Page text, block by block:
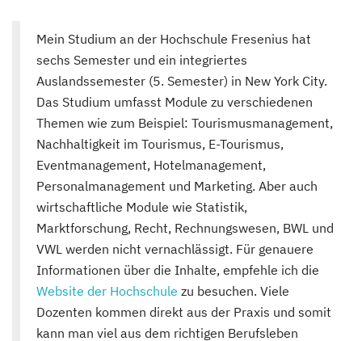
Mein Studium an der Hochschule Fresenius hat
sechs Semester und ein integriertes
Auslandssemester (5. Semester) in New York City.
Das Studium umfasst Module zu verschiedenen
Themen wie zum Beispiel: Tourismusmanagement,
Nachhaltigkeit im Tourismus, E-Tourismus,
Eventmanagement, Hotelmanagement,
Personalmanagement und Marketing. Aber auch
wirtschaftliche Module wie Statistik,
Marktforschung, Recht, Rechnungswesen, BWL und
VWL werden nicht vernachlässigt. Für genauere
Informationen über die Inhalte, empfehle ich die
Website der Hochschule zu besuchen. Viele
Dozenten kommen direkt aus der Praxis und somit
kann man viel aus dem richtigen Berufsleben